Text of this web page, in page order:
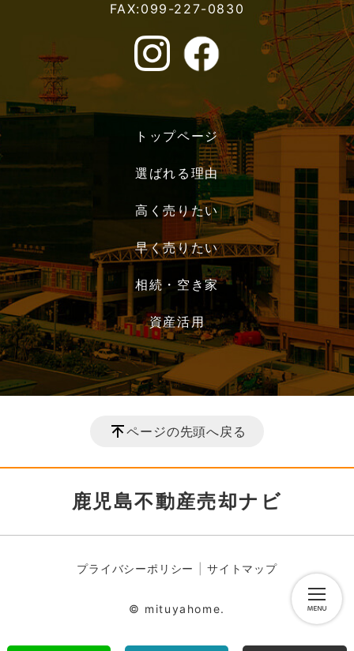
FAX:099-227-0830
トップページ
選ばれる理由
高く売りたい
早く売りたい
相続・空き家
資産活用
ページの先頭へ戻る
鹿児島不動産売却ナビ
プライバシーポリシー サイトマップ
© mituyahome.